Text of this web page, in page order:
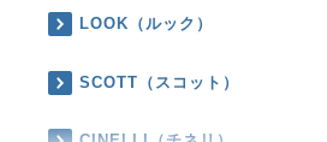
LOOK（ルック）
SCOTT（スコット）